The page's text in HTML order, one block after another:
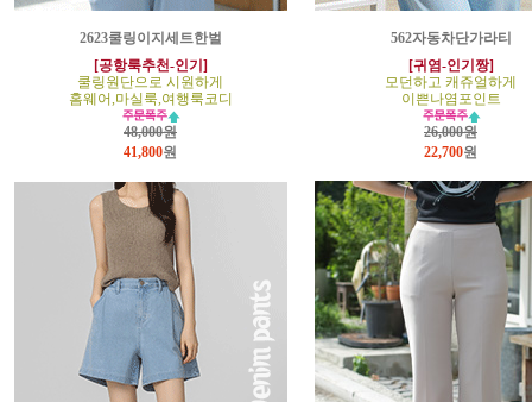
2623쿨링이지세트한벌
[공항룩추천-인기]
쿨링원단으로 시원하게
홈웨어,마실룩,여행룩코디
48,000원
41,800원
562자동차단가라티
[귀염-인기짱]
모던하고 캐쥬얼하게
이쁜나염포인트
26,000원
22,700원